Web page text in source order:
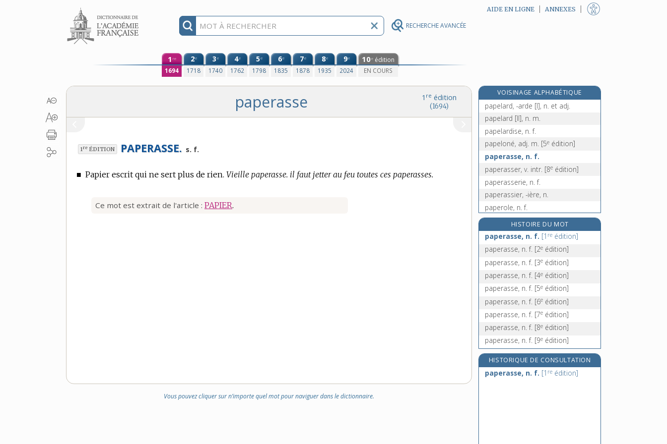
RECHERCHE AVANCÉE
Aller au contenu AIDE EN LIGNE ANNEXES
1 re
1694
2e
1718
3e
1740
4e
1762
5e
1798
6e
1835
7e
1878
8e
1935
9e
2024
10e édition
EN COURS
1 re édition
(1694)
paperasse
1re ÉDITION PAPERASSE. s. f.
■ Papier escrit qui ne sert plus de rien. Vieille paperasse. il faut jetter au feu toutes ces paperasses.
Ce mot est extrait de l'article : PAPIER.
Vous pouvez cliquer sur n’importe quel mot pour naviguer dans le dictionnaire.
VOISINAGE ALPHABÉTIQUE
papegai, n. m.
papelard, -arde [I], n. et adj.
papelard [II], n. m.
papelardise, n. f.
papeloné, adj. m. [5e édition]
paperasse, n. f.
paperasser, v. intr. [8e édition]
paperasserie, n. f.
paperassier, -ière, n.
paperole, n. f.
paperolle, n. f.
papesse, n. f.
papeterie, n. f.
papetier, -ière, n.
HISTOIRE DU MOT
paperasse, n. f. [1 re édition]
paperasse, n. f. [2e édition]
paperasse, n. f. [3e édition]
paperasse, n. f. [4e édition]
paperasse, n. f. [5e édition]
paperasse, n. f. [6e édition]
paperasse, n. f. [7e édition]
paperasse, n. f. [8e édition]
paperasse, n. f. [9e édition]
HISTORIQUE DE CONSULTATION
paperasse, n. f. [1 re édition]